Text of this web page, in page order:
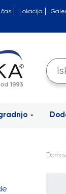
čas Lokacija